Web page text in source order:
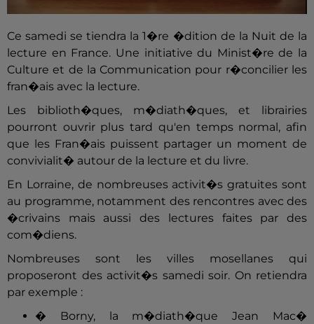
Ce samedi se tiendra la 1�re �dition de la Nuit de la
lecture en France. Une initiative du Minist�re de la
Culture et de la Communication pour r�concilier les
fran�ais avec la lecture.
Les biblioth�ques, m�diath�ques, et librairies
pourront ouvrir plus tard qu'en temps normal, afin
que les Fran�ais puissent partager un moment de
convivialit� autour de la lecture et du livre.
En Lorraine, de nombreuses activit�s gratuites sont
au programme, notamment des rencontres avec des
�crivains mais aussi des lectures faites par des
com�diens.
Nombreuses sont les villes mosellanes qui
proposeront des activit�s samedi soir. On retiendra
par exemple :
� Borny, la m�diath�que Jean Mac�